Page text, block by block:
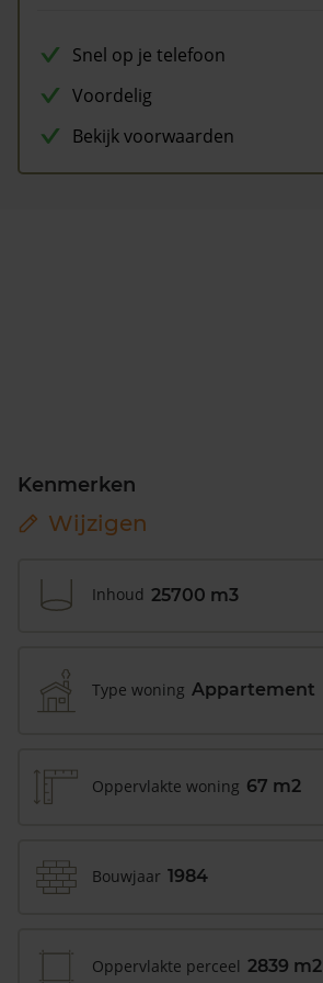
Snel op je telefoon
Voordelig
Bekijk voorwaarden
Kenmerken
Wijzigen
Inhoud 25700 m3
Type woning Appartement
Oppervlakte woning 67 m2
Bouwjaar 1984
Oppervlakte perceel 2839 m2